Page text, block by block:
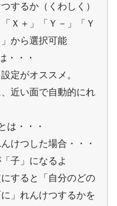
するか（くわしく）
Ｘ＋」「Ｙ－」「Ｙ
から選択可能
・・・
定がオススメ。
近い面で自動的にれ
は・・・
けつした場合・・・
子」になるよ
すると「自分のどの
」れんけつするかを